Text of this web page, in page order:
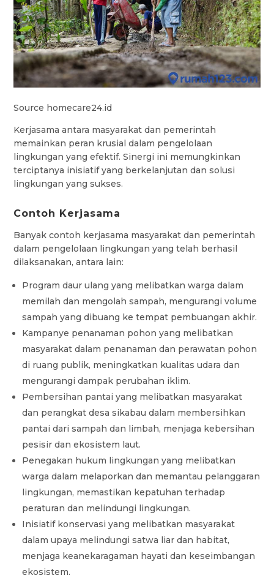
Source homecare24.id
Kerjasama antara masyarakat dan pemerintah
memainkan peran krusial dalam pengelolaan
lingkungan yang efektif. Sinergi ini memungkinkan
terciptanya inisiatif yang berkelanjutan dan solusi
lingkungan yang sukses.
Contoh Kerjasama
Banyak contoh kerjasama masyarakat dan pemerintah
dalam pengelolaan lingkungan yang telah berhasil
dilaksanakan, antara lain:
Program daur ulang yang melibatkan warga dalam
memilah dan mengolah sampah, mengurangi volume
sampah yang dibuang ke tempat pembuangan akhir.
Kampanye penanaman pohon yang melibatkan
masyarakat dalam penanaman dan perawatan pohon
di ruang publik, meningkatkan kualitas udara dan
mengurangi dampak perubahan iklim.
Pembersihan pantai yang melibatkan masyarakat
dan perangkat desa sikabau dalam membersihkan
pantai dari sampah dan limbah, menjaga kebersihan
pesisir dan ekosistem laut.
Penegakan hukum lingkungan yang melibatkan
warga dalam melaporkan dan memantau pelanggaran
lingkungan, memastikan kepatuhan terhadap
peraturan dan melindungi lingkungan.
Inisiatif konservasi yang melibatkan masyarakat
dalam upaya melindungi satwa liar dan habitat,
menjaga keanekaragaman hayati dan keseimbangan
ekosistem.